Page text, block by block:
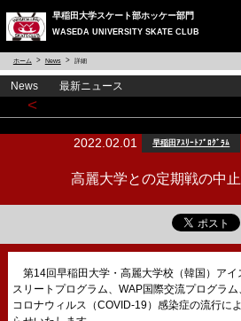
早稲田大学スケート部ホッケー部門
WASEDA UNIVERSITY SKATE CLUB
ホーム News 詳細
News 最新ニュース
<
2022.02.01 早稲田ｱｽﾘｰﾄﾌﾟﾛｸﾞﾗﾑ
高麗大学との定期戦の中
第14回早稲田大学・高麗大学校（韓国）アイ
スリートプログラム、WAP国際交流プログラ
コロナウィルス（COVID-19）感染症の流行に